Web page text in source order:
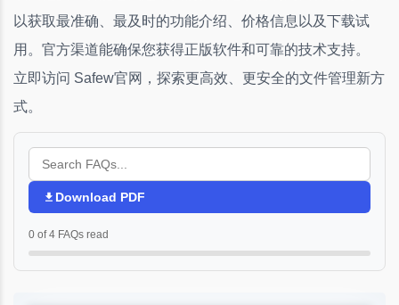
以获取最准确、最及时的功能介绍、价格信息以及下载试
用。官方渠道能确保您获得正版软件和可靠的技术支持。
立即访问 Safew官网，探索更高效、更安全的文件管理新方
式。
Download PDF
0 of 4 FAQs read